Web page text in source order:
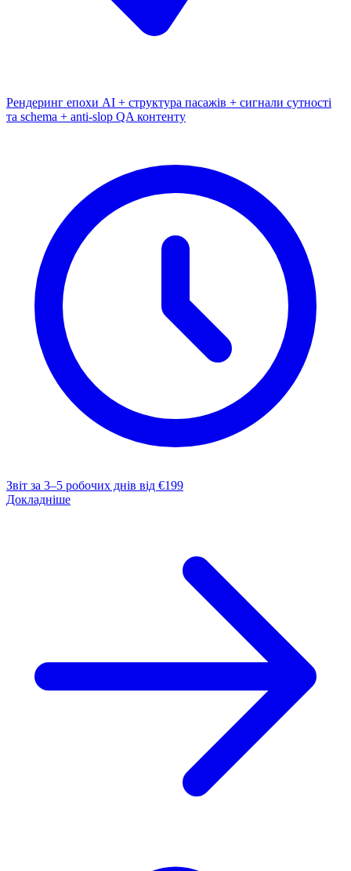
Рендеринг епохи AI + структура пасажів + сигнали сутності
та schema + anti-slop QA контенту
Звіт за 3–5 робочих днів від €199
Докладніше